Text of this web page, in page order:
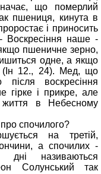
що померлий
пшениця, кинута в
і приносить
Воскресіння наше -
пшеничне зерно,
одне, а якщо
(Ін 12., 24). Мед, що
воскресіння
гірке і прикре, але
життя в Небесному
спочилого?
на третій,
а спочилих -
називаються
Солунський так